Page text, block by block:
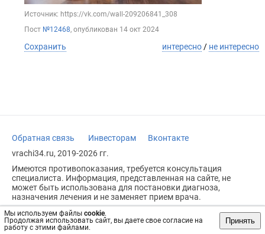
Мы используем файлы cookie.
Продолжая использовать сайт, вы даете свое согласие на
работу с этими файлами.
Принять
Источник: https://vk.com/wall-209206841_308
Пост №12468, опубликован 14 окт 2024
Сохранить интересно / не интересно
Обратная связь Инвесторам
Вконтакте
vrachi34.ru, 2019-2026 гг.
Имеются противопоказания, требуется консультация
специалиста. Информация, представленная на сайте, не
может быть использована для постановки диагноза,
назначения лечения и не заменяет прием врача.
Возрастное ограничение: 18+